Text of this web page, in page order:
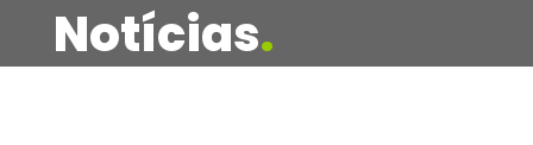
Notícias.